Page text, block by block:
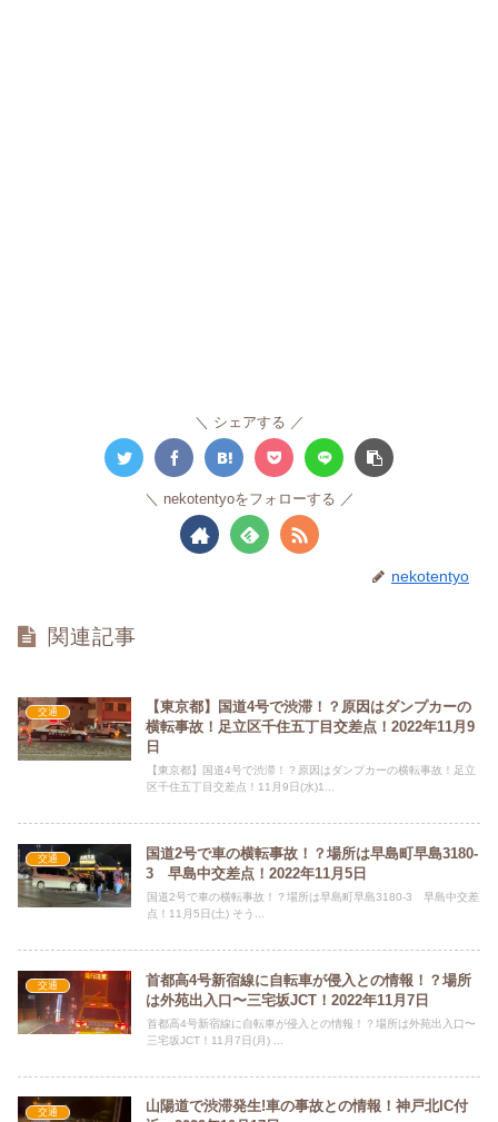
シェアする
nekotentyoをフォローする
nekotentyo
関連記事
交通
【東京都】国道4号で渋滞！？原因はダンプカーの
横転事故！足立区千住五丁目交差点！2022年11月9
日
【東京都】国道4号で渋滞！？原因はダンプカーの横転事故！足立
区千住五丁目交差点！11月9日(水)1...
交通
国道2号で車の横転事故！？場所は早島町早島3180-
3 早島中交差点！2022年11月5日
国道2号で車の横転事故！？場所は早島町早島3180-3 早島中交差
点！11月5日(土) そう...
交通
首都高4号新宿線に自転車が侵入との情報！？場所
は外苑出入口〜三宅坂JCT！2022年11月7日
首都高4号新宿線に自転車が侵入との情報！？場所は外苑出入口〜
三宅坂JCT！11月7日(月) ...
交通
山陽道で渋滞発生!車の事故との情報！神戸北IC付